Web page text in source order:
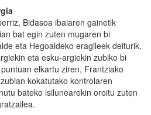
Bidasoa ibaiaren gainetik
bat egin zuten mugaren bi
eta Hegoaldeko eragileek deiturik,
eta esku-argiekin zubiko bi
elkartu ziren, Frantziako
kokatutako kontrolaren
bateko isilunearekin oroitu zuten